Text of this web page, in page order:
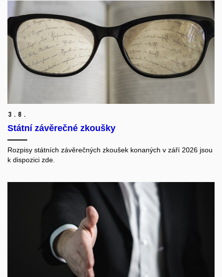
3. 8.
Státní závěrečné zkoušky
Rozpisy státních závěrečných zkoušek konaných v září 2026 jsou
k dispozici zde.